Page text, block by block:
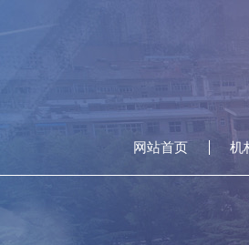
网站首页 机